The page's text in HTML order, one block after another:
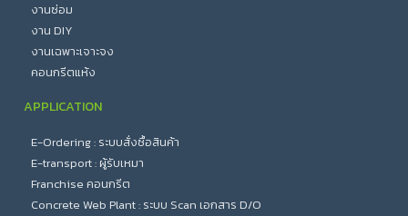
งานซ่อม
งาน DIY
งานเฉพาะเจาะจง
คอนกรีตแห้ง
APPLICATION
E-Ordering : ระบบสั่งซื้อสินค้า
E-transport : ผู้รับเหมา
Franchise คอนกรีต
Concrete Web Plant : ระบบ Scan เอกสาร D/O